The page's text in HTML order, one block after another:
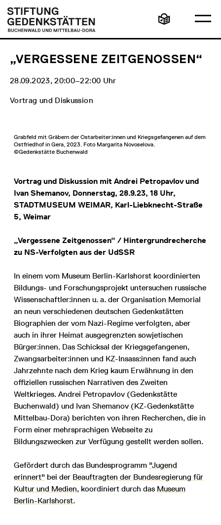
zum
Inhalt
Stiftung
Gedenkstätten
Buchenwald
und
Mittelbau-
Leichte
Sprache
„VERGESSENE ZEITGENOSSEN“
28.09.2023, 20:00‒22:00 Uhr
Vortrag und Diskussion
Grabfeld mit Gräbern der Ostarbeiter:innen und Kriegsgefangenen auf dem
Ostfriedhof in Gera, 2023. Foto Margarita Novoselova.
©Gedenkstätte Buchenwald
Vortrag und Diskussion mit Andrei Petropavlov und
Ivan Shemanov, Donnerstag, 28.9.23, 18 Uhr,
STADTMUSEUM WEIMAR, Karl-Liebknecht-Straße
5, Weimar
„Vergessene Zeitgenossen“ / Hintergrundrecherche
zu NS-Verfolgten aus der UdSSR
In einem vom Museum Berlin-Karlshorst koordinierten
Bildungs- und Forschungsprojekt untersuchen russische
Wissenschaftler:innen u. a. der Organisation Memorial
an neun verschiedenen deutschen Gedenkstätten
Biographien der vom Nazi-Regime verfolgten, aber
auch in ihrer Heimat ausgegrenzten sowjetischen
Bürger:innen. Das Schicksal der Kriegsgefangenen,
Zwangsarbeiter:innen und KZ-Insass:innen fand auch
Jahrzehnte nach dem Krieg kaum Erwähnung in den
offiziellen russischen Narrativen des Zweiten
Weltkrieges. Andrei Petropavlov (Gedenkstätte
Buchenwald) und Ivan Shemanov (KZ-Gedenkstätte
Mittelbau-Dora) berichten von ihren Recherchen, die in
Form einer mehrsprachigen Webseite zu
Bildungszwecken zur Verfügung gestellt werden sollen.
Gefördert durch das Bundesprogramm "Jugend
erinnert" bei der Beauftragten der Bundesregierung für
Kultur und Medien, koordiniert durch das Museum
Berlin-Karlshorst.